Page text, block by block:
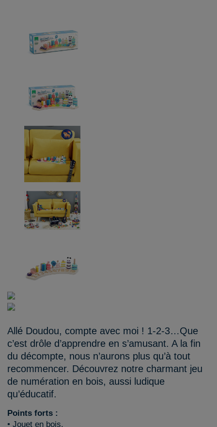
Allé Doudou, compte avec moi ! 1-2-3…Que
c’est drôle d’apprendre en s’amusant. A la fin
du décompte, nous n’aurons plus qu’à tout
recommencer. Découvrez notre charmant jeu
de numération en bois, aussi ludique
qu’éducatif.
Points forts :
• Jouet en bois.